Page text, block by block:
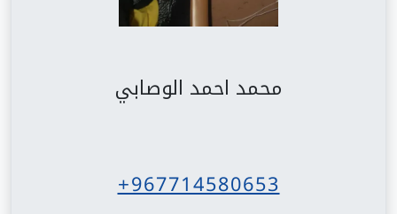
محمد احمد الوصابي
+967714580653